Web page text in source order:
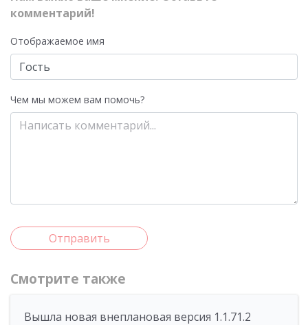
комментарий!
Отображаемое имя
Чем мы можем вам помочь?
Отправить
Смотрите также
Вышла новая внеплановая версия 1.1.71.2